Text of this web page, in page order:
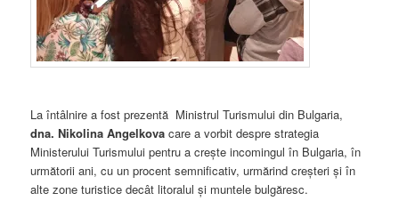
La întâlnire a fost prezentă Ministrul Turismului din Bulgaria,
dna.Nikolina Angelkovacare a vorbit despre strategia
Ministerului Turismului pentru a crește incomingul în Bulgaria, în
următorii ani, cu un procent semnificativ, urmărind creșteri și în
alte zone turistice decât litoralul și muntele bulgăresc.